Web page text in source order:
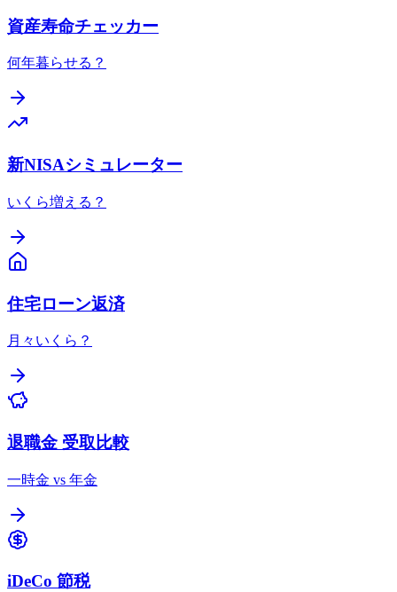
資産寿命チェッカー
何年暮らせる？
新NISAシミュレーター
いくら増える？
住宅ローン返済
月々いくら？
退職金 受取比較
一時金 vs 年金
iDeCo 節税